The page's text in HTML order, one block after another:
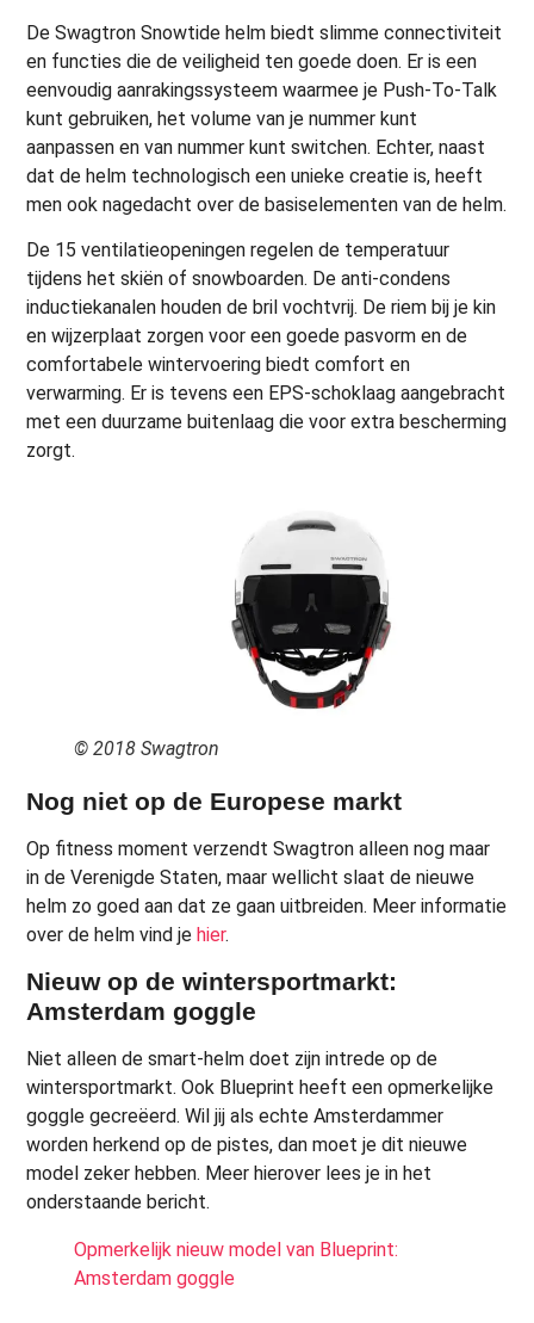
De Swagtron Snowtide helm biedt slimme connectiviteit
en functies die de veiligheid ten goede doen. Er is een
eenvoudig aanrakingssysteem waarmee je Push-To-Talk
kunt gebruiken, het volume van je nummer kunt
aanpassen en van nummer kunt switchen. Echter, naast
dat de helm technologisch een unieke creatie is, heeft
men ook nagedacht over de basiselementen van de helm.
De 15 ventilatieopeningen regelen de temperatuur
tijdens het skiën of snowboarden. De anti-condens
inductiekanalen houden de bril vochtvrij. De riem bij je kin
en wijzerplaat zorgen voor een goede pasvorm en de
comfortabele wintervoering biedt comfort en
verwarming. Er is tevens een EPS-schoklaag aangebracht
met een duurzame buitenlaag die voor extra bescherming
zorgt.
© 2018 Swagtron
Nog niet op de Europese markt
Op fitness moment verzendt Swagtron alleen nog maar
in de Verenigde Staten, maar wellicht slaat de nieuwe
helm zo goed aan dat ze gaan uitbreiden. Meer informatie
over de helm vind jehier.
Nieuw op de wintersportmarkt:
Amsterdam goggle
Niet alleen de smart-helm doet zijn intrede op de
wintersportmarkt. Ook Blueprint heeft een opmerkelijke
goggle gecreëerd. Wil jij als echte Amsterdammer
worden herkend op de pistes, dan moet je dit nieuwe
model zeker hebben. Meer hierover lees je in het
onderstaande bericht.
Opmerkelijk nieuw model van Blueprint:
Amsterdam goggle